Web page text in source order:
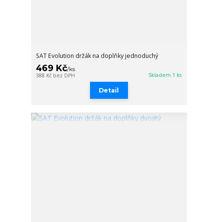
SAT Evolution držák na doplňky jednoduchý
469 Kč/ks
388 Kč bez DPH Skladem 1 ks
Detail